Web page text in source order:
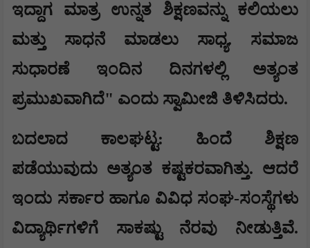
ಇದ್ದಾಗ ಮಾತ್ರ ಉನ್ನತ ಶಿಕ್ಷಣವನ್ನು ಕಲಿಯಲು
ಮತ್ತು ಸಾಧನೆ ಮಾಡಲು ಸಾಧ್ಯ. ಸಮಾಜ
ಸುಧಾರಣೆ ಇಂದಿನ ದಿನಗಳಲ್ಲಿ ಅತ್ಯಂತ
ಪ್ರಮುಖವಾಗಿದೆ" ಎಂದು ಸ್ವಾಮೀಜಿ ತಿಳಿಸಿದರು.
​ಬದಲಾದ ಕಾಲಘಟ್ಟ: ಹಿಂದೆ ಶಿಕ್ಷಣ
ಪಡೆಯುವುದು ಅತ್ಯಂತ ಕಷ್ಟಕರವಾಗಿತ್ತು. ಆದರೆ
ಇಂದು ಸರ್ಕಾರ ಹಾಗೂ ವಿವಿಧ ಸಂಘ-ಸಂಸ್ಥೆಗಳು
ವಿದ್ಯಾರ್ಥಿಗಳಿಗೆ ಸಾಕಷ್ಟು ನೆರವು ನೀಡುತ್ತಿವೆ.